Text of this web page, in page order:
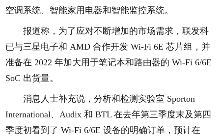
空调系统、智能家用电器和智能监控系统。
报道称，为了应对不断增加的市场需求，联发科
已与三星电子和 AMD 合作开发 Wi-Fi 6E 芯片组，并
准备在 2022 年加大用于笔记本和路由器的 Wi-Fi 6/6E
SoC 出货量。
消息人士补充说，分析和检测实验室 Sporton
International、Audix 和 BTL 在去年第三季度末及第四
季度初看到了 Wi-Fi 6/6E 设备的明确订单，预计在